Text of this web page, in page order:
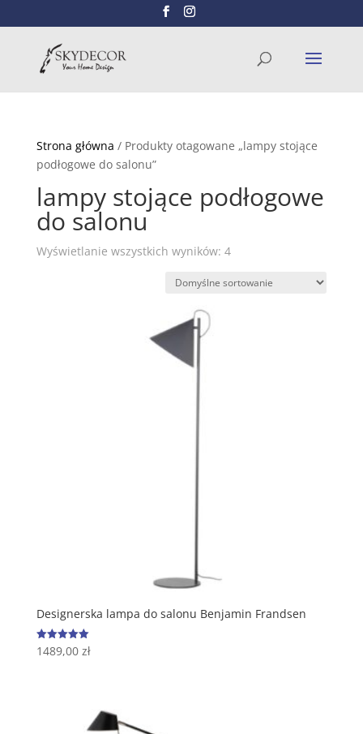
Strona główna / Produkty otagowane „lampy stojące
podłogowe do salonu”
lampy stojące podłogowe
do salonu
Wyświetlanie wszystkich wyników: 4
Designerska lampa do salonu Benjamin Frandsen
Oceniono
5.00
1489,00 zł